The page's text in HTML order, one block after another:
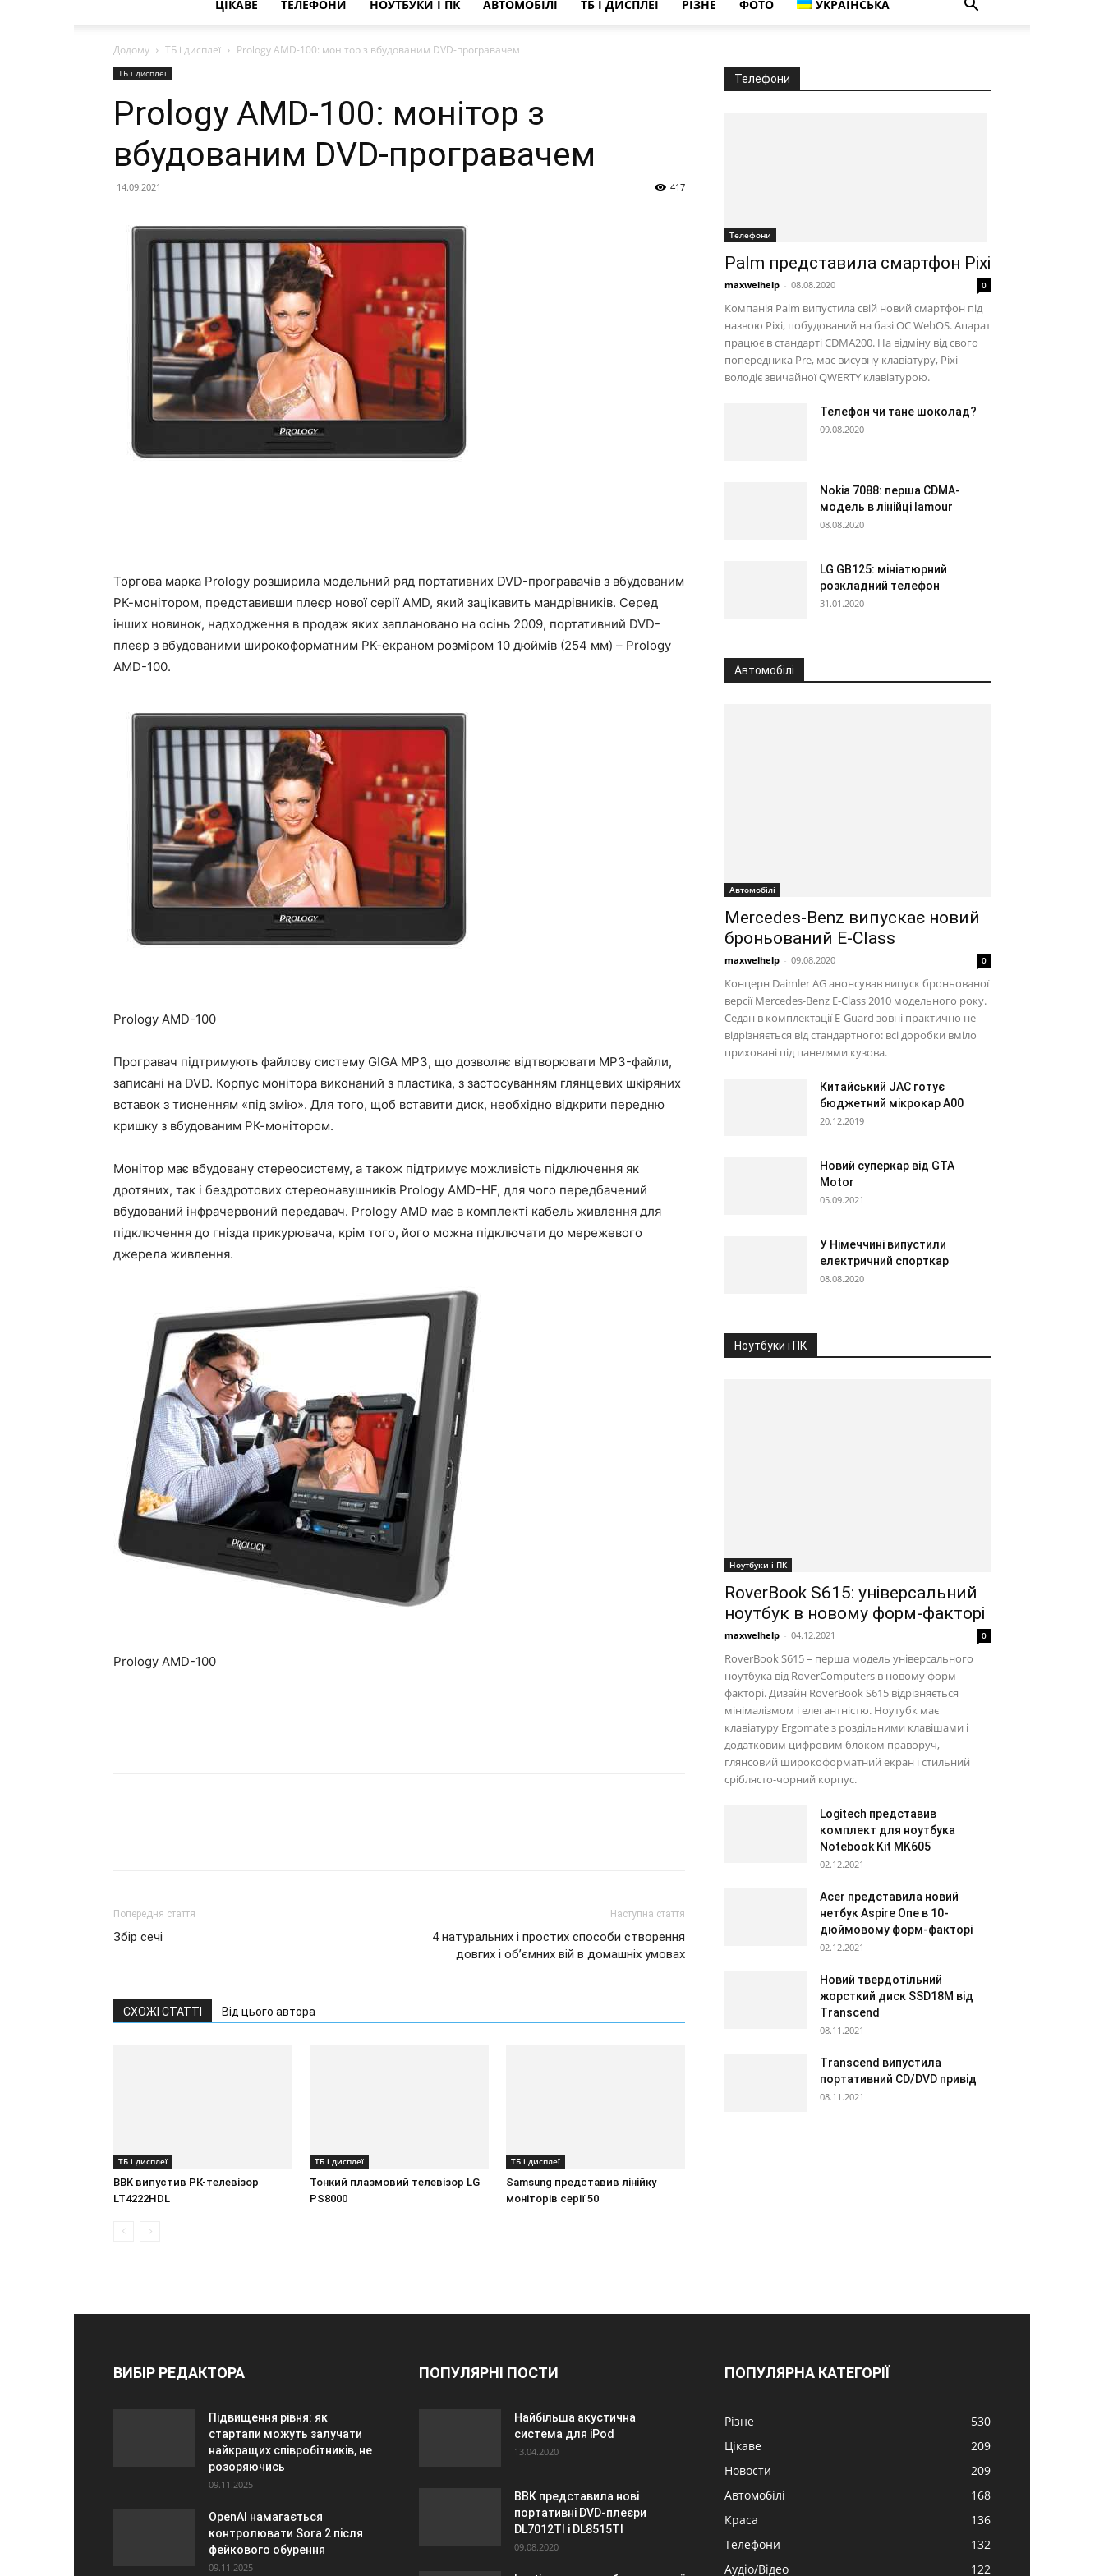
ЦІКАВЕ ТЕЛЕФОНИ НОУТБУКИ І ПК АВТОМОБІЛІ ТБ І ДИСПЛЕЇ РІЗНЕ ФОТО УКРАЇНСЬКА
Додому ТБ і дисплеї Prology AMD-100: монітор з вбудованим DVD-програвачем
ТБ і дисплеї
Prology AMD-100: монітор з
вбудованим DVD-програвачем
14.09.2021 417
Торгова марка Prology розширила модельний ряд портативних DVD-програвачів з вбудованим
РК-монітором, представивши плеєр нової серії AMD, який зацікавить мандрівників. Серед
інших новинок, надходження в продаж яких заплановано на осінь 2009, портативний DVD-
плеєр з вбудованими широкоформатним РК-екраном розміром 10 дюймів (254 мм) – Prology
AMD-100.
Prology AMD-100
Програвач підтримують файлову систему GIGA MP3, що дозволяє відтворювати MP3-файли,
записані на DVD. Корпус монітора виконаний з пластика, з застосуванням глянцевих шкіряних
вставок з тисненням «під змію». Для того, щоб вставити диск, необхідно відкрити передню
кришку з вбудованим РК-монітором.
Монітор має вбудовану стереосистему, а також підтримує можливість підключення як
дротяних, так і бездротових стереонавушників Prology AMD-HF, для чого передбачений
вбудований інфрачервоний передавач. Prology AMD має в комплекті кабель живлення для
підключення до гнізда прикурювача, крім того, його можна підключати до мережевого
джерела живлення.
Prology AMD-100
Попередня стаття
Збір сечі
Наступна стаття
4 натуральних і простих способи створення
довгих і об’ємних вій в домашніх умовах
СХОЖІ СТАТТІ Від цього автора
ТБ і дисплеї
BBK випустив РК-телевізор
LT4222HDL
ТБ і дисплеї
Тонкий плазмовий телевізор LG
PS8000
ТБ і дисплеї
Samsung представив лінійку
моніторів серії 50
Телефони
Телефони
Palm представила смартфон Pixi
maxwelhelp - 08.08.2020 0
Компанія Palm випустила свій новий смартфон під
назвою Pixi, побудований на базі ОС WebOS. Апарат
працює в стандарті CDMA200. На відміну від свого
попередника Pre, має висувну клавіатуру, Pixi
володіє звичайної QWERTY клавіатурою.
Телефон чи тане шоколад?
09.08.2020
Nokia 7088: перша CDMA-
модель в лінійці lamour
08.08.2020
LG GB125: мініатюрний
розкладний телефон
31.01.2020
Автомобілі
Автомобілі
Mercedes-Benz випускає новий
броньований E-Class
maxwelhelp - 09.08.2020 0
Концерн Daimler AG анонсував випуск броньованої
версії Mercedes-Benz E-Class 2010 модельного року.
Седан в комплектації E-Guard зовні практично не
відрізняється від стандартного: всі доробки вміло
приховані під панелями кузова.
Китайський JAC готує
бюджетний мікрокар A00
20.12.2019
Новий суперкар від GTA
Motor
05.09.2021
У Німеччині випустили
електричний спорткар
08.08.2020
Ноутбуки і ПК
Ноутбуки і ПК
RoverBook S615: універсальний
ноутбук в новому форм-факторі
maxwelhelp - 04.12.2021 0
RoverBook S615 – перша модель універсального
ноутбука від RoverComputers в новому форм-
факторі. Дизайн RoverBook S615 відрізняється
мінімалізмом і елегантністю. Ноутубк має
клавіатуру Ergomate з роздільними клавішами і
додатковим цифровим блоком праворуч,
глянсовий широкоформатний екран і стильний
сріблясто-чорний корпус.
Logitech представив
комплект для ноутбука
Notebook Kit MK605
02.12.2021
Acer представила новий
нетбук Aspire One в 10-
дюймовому форм-факторі
02.12.2021
Новий твердотільний
жорсткий диск SSD18M від
Transcend
08.11.2021
Transcend випустила
портативний CD/DVD привід
08.11.2021
ВИБІР РЕДАКТОРА
Підвищення рівня: як
стартапи можуть залучати
найкращих співробітників, не
розоряючись
09.11.2025
OpenAI намагається
контролювати Sora 2 після
фейкового обурення
09.11.2025
ПОПУЛЯРНІ ПОСТИ
Найбільша акустична
система для iPod
13.04.2020
BBK представила нові
портативні DVD-плеєри
DL7012TI і DL8515TI
09.08.2020
ПОПУЛЯРНА КАТЕГОРІЇ
Різне
530
Цікаве
209
Новости
209
Автомобілі
168
Краса
136
Телефони
132
Аудіо/Відео
122